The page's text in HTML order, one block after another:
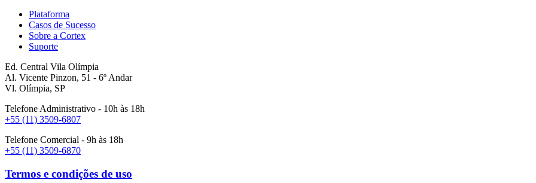
Plataforma
Casos de Sucesso
Sobre a Cortex
Suporte
Ed. Central Vila Olímpia
Al. Vicente Pinzon, 51 - 6º Andar
Vl. Olímpia, SP
Telefone Administrativo - 10h às 18h
+55 (11) 3509-6807
Telefone Comercial - 9h às 18h
+55 (11) 3509-6870
Termos e condições de uso